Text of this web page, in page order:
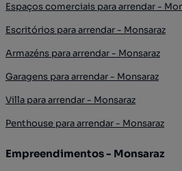
Espaços comerciais para arrendar -
Escritórios para arrendar - Monsaraz
Armazéns para arrendar - Monsaraz
Garagens para arrendar - Monsaraz
Villa para arrendar - Monsaraz
Penthouse para arrendar - Monsaraz
Empreendimentos - Monsaraz